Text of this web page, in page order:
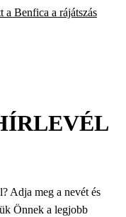
Benfica a rájátszás
Adja meg a nevét és
Önnek a legjobb